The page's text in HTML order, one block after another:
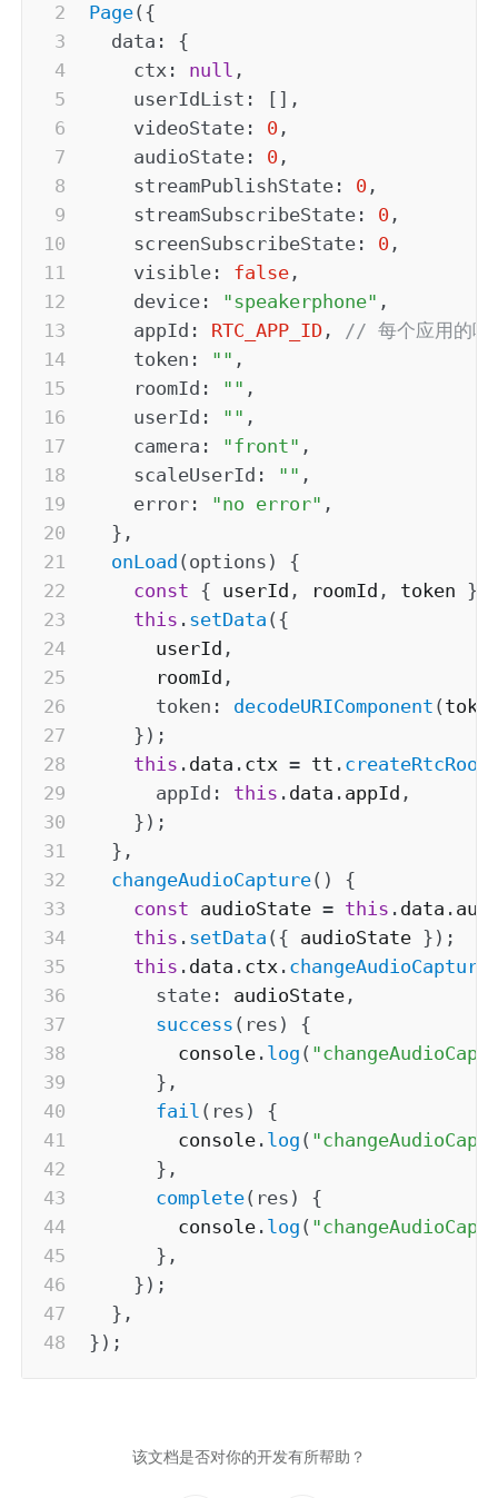
Page( {
data :
{
ctx : null ,
userIdList : [ ] ,
videoState : 0 ,
audioState : 0 ,
streamPublishState : 0 ,
streamSubscribeState : 0 ,
screenSubscribeState : 0 ,
visible : false ,
device : "speakerphone" ,
appId : RTC_APP_ID ,
// 每个应用的唯
token : "" ,
roomId : "" ,
userId : "" ,
camera : "front" ,
scaleUserId : "" ,
error : "no error" ,
} ,
onLoad ( options )
{
const { userId , roomId , token }
this . setData ( {
      userId
,
      roomId
,
token : decodeURIComponent (
} ) ;
this . data . ctx = tt .
appId : this . data . appId ,
} ) ;
} ,
changeAudioCapture( )
{
const audioState = this . data .
this . setData ( { audioState } ) ;
this . data . ctx . changeAudioCapture
state : audioState ,
success ( res )
{
        console
. log (
} ,
fail ( res )
{
        console
. log (
} ,
complete( res )
{
        console
. log (
} ,
} ) ;
} ,
} ) ;
该文档是否对你的开发有所帮助？